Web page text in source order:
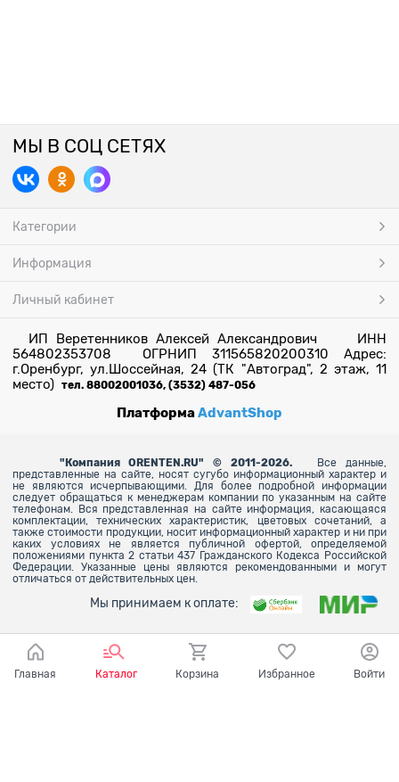
МЫ В СОЦ СЕТЯХ
Категории
Информация
Личный кабинет
ИП Веретенников Алексей Александрович ИНН
564802353708 ОГРНИП 311565820200310 Адрес:
г.Оренбург, ул.Шоссейная, 24 (ТК "Автоград", 2 этаж, 11
место) тел. 88002001036, (3532) 487-056
ПлатформаAdvantShop
" Компания ORENTEN.RU" © 2011-2026.
Все данные,
представленные на сайте, носят сугубо информационный характер и
не являются исчерпывающими. Для более подробной информации
следует обращаться к менеджерам компании по указанным на сайте
телефонам. Вся представленная на сайте информация, касающаяся
комплектации, технических характеристик, цветовых сочетаний, а
также стоимости продукции, носит информационный характер и ни при
каких условиях не является публичной офертой, определяемой
положениями пункта 2 статьи 437 Гражданского Кодекса Российской
Федерации. Указанные цены являются рекомендованными и могут
отличаться от действительных цен.
Мы принимаем к оплате:
Главная Каталог Корзина Избранное Войти